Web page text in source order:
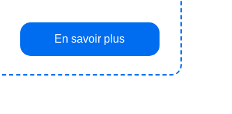
En savoir plus